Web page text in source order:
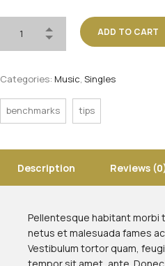
ADD TO CART
Categories: Music, Singles
benchmarks tips
Description Reviews
Pellentesque habitant
netus et malesuada fames
Vestibulum tortor quam,
tempor sit amet, ante.